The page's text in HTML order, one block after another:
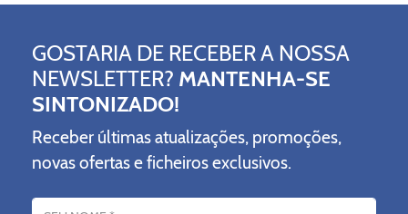
GOSTARIA DE RECEBER A NOSSA
NEWSLETTER? MANTENHA-SE
SINTONIZADO!
Receber últimas atualizações, promoções,
novas ofertas e ficheiros exclusivos.
Nome